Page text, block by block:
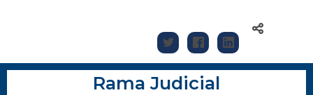
Rama Judicial